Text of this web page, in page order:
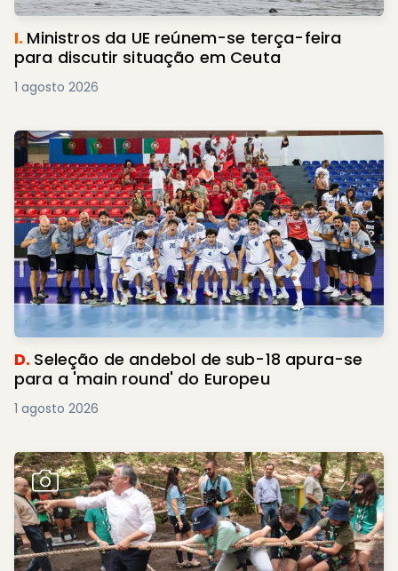
I. Ministros da UE reúnem-se terça-feira
para discutir situação em Ceuta
1 agosto 2026
D. Seleção de andebol de sub-18 apura-se
para a 'main round' do Europeu
1 agosto 2026